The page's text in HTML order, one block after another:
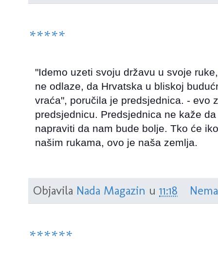
*****
"Idemo uzeti svoju državu u svoje
ne odlaze, da Hrvatska u bliskoj
vraća", poručila je predsjednica. - evo
predsjednicu. Predsjednica ne kaže
napraviti da nam bude bolje. Tko će
našim rukama, ovo je naša zemlja.
Objavila Nada Magazin u 11:18
******